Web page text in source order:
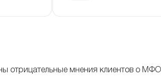
мнения клиентов о